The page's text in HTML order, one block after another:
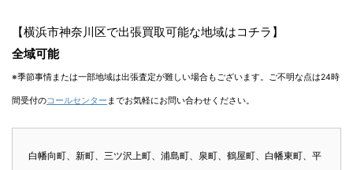
【横浜市神奈川区で出張買取可能な地域はコチラ】
全域可能
※季節事情または一部地域は出張査定が難しい場合もございます。ご不明な点は24時
間受付のコールセンター までお気軽にお問い合わせください。
白幡向町、新町、三ツ沢上町、浦島町、泉町、鶴屋町、白幡東町、平